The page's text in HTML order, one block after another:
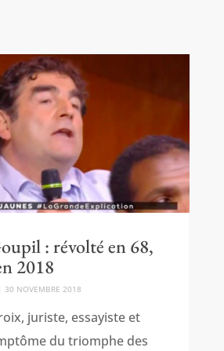
: révolté en 68,
2018
30 NOVEMBRE 2018
juriste, essayiste et
du triomphe des